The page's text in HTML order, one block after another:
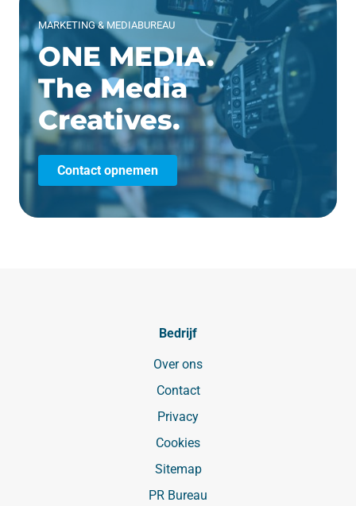
MARKETING & MEDIABUREAU
ONE MEDIA.
The Media
Creatives.
Contact opnemen
Bedrijf
Over ons
Contact
Privacy
Cookies
Sitemap
PR Bureau